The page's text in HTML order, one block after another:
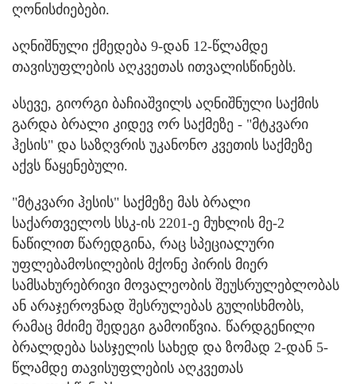
ღონისძიებები.
აღნიშნული ქმედება 9-დან 12-წლამდე
თავისუფლების აღკვეთას ითვალისწინებს.
ასევე, გიორგი ბაჩიაშვილს აღნიშნული საქმის
გარდა ბრალი კიდევ ორ საქმეზე - "მტკვარი
ჰესის" და საზღვრის უკანონო კვეთის საქმეზე
აქვს წაყენებული.
"მტკვარი ჰესის" საქმეზე მას ბრალი
საქართველოს სსკ-ის 2201-ე მუხლის მე-2
ნაწილით წარედგინა, რაც სპეციალური
უფლებამოსილების მქონე პირის მიერ
სამსახურებრივი მოვალეობის შეუსრულებლობას
ან არაჯეროვნად შესრულებას გულისხმობს,
რამაც მძიმე შედეგი გამოიწვია. წარდგენილი
ბრალდება სასჯელის სახედ და ზომად 2-დან 5-
წლამდე თავისუფლების აღკვეთას